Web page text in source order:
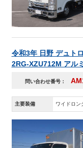
令和3年 日野 デュトロ
2RG-XZU712M アル
問い合わせ番号：
主要装備 ワイドロン